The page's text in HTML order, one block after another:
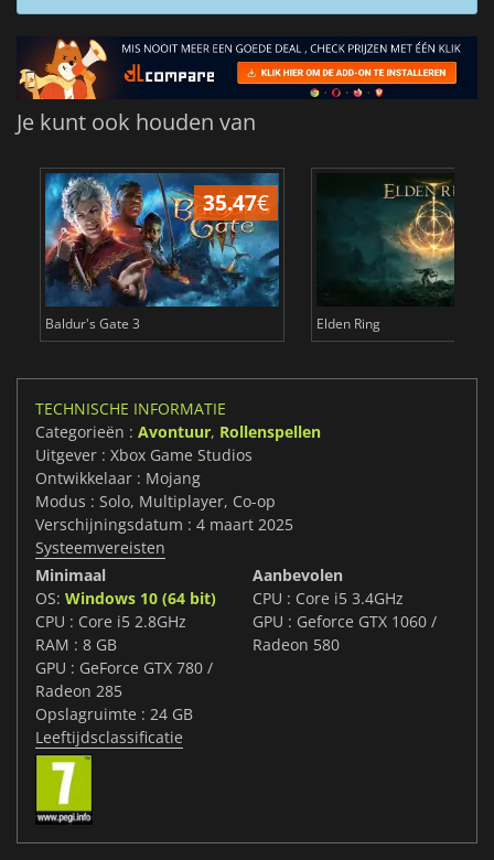
Je kunt ook houden van
35.47€
Baldur's Gate 3 Elden Ring
TECHNISCHE INFORMATIE
Categorieën : Avontuur, Rollenspellen
Uitgever : Xbox Game Studios
Ontwikkelaar : Mojang
Modus : Solo, Multiplayer, Co-op
Verschijningsdatum : 4 maart 2025
Systeemvereisten
Minimaal
OS: Windows 10 (64 bit)
CPU : Core i5 2.8GHz
RAM : 8 GB
GPU : GeForce GTX 780 /
Radeon 285
Opslagruimte : 24 GB
Aanbevolen
CPU : Core i5 3.4GHz
GPU : Geforce GTX 1060 /
Radeon 580
Leeftijdsclassificatie